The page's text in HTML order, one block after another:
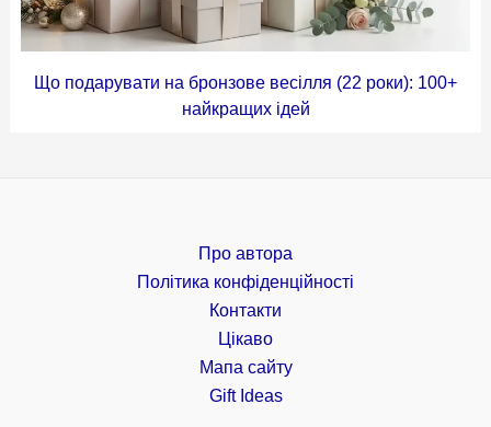
Що подарувати на бронзове весілля (22 роки): 100+
найкращих ідей
Про автора
Політика конфіденційності
Контакти
Цікаво
Мапа сайту
Gift Ideas